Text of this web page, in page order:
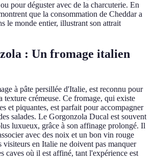
pour déguster avec de la charcuterie. En
que la consommation de Cheddar a
le monde entier, illustrant son attrait
: Un fromage italien
à pâte persillée d'Italie, est reconnu pour
texture crémeuse. Ce fromage, qui existe
et piquantes, est parfait pour accompagner
salades. Le Gorgonzola Ducal est souvent
luxueux, grâce à son affinage prolongé. Il
avec des noix et un bon vin rouge
en Italie ne doivent pas manquer
caves où il est affiné, tant l'expérience est